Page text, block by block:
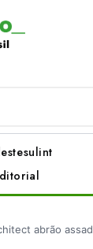
sulint
abrão assad